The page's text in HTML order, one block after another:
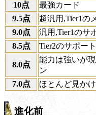
10点
最強カード
9.5点
超汎用,Tier1の
9.0点
汎用,Tier1のサ
8.5点
Tier2のサポー
8.0点
能力は強いが
ン
7.0点
ほとんど見か
進化前